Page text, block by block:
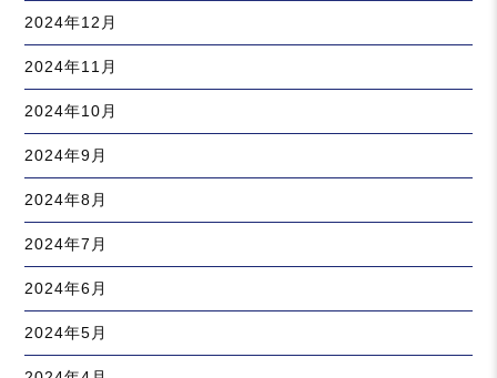
2024年12月
2024年11月
2024年10月
2024年9月
2024年8月
2024年7月
2024年6月
2024年5月